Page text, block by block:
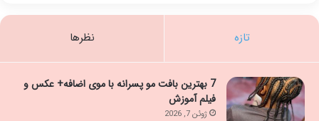
تازه نظرها
7 بهترین بافت مو پسرانه با موی اضافه+ عکس و
فیلم آموزش
ژوئن 7, 2026